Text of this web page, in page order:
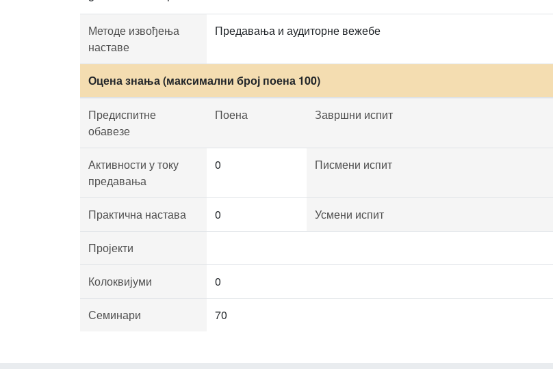
Методе извођења
наставе
Предавања и аудиторне вежебе
Оцена знања (максимални број поена 100)
Предиспитне
обавезе
Поена Завршни испит
Активности у току
предавања
0 Писмени испит
Практична настава 0 Усмени испит
Пројекти
Колоквијуми 0
Семинари 70